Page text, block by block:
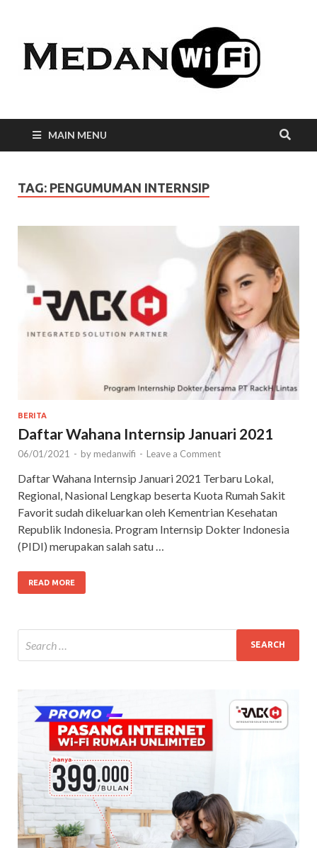
MAIN MENU
TAG: PENGUMUMAN INTERNSIP
BERITA
Daftar Wahana Internsip Januari 2021
06/01/2021 - by medanwifi - Leave a Comment
Daftar Wahana Internsip Januari 2021 Terbaru Lokal,
Regional, Nasional Lengkap beserta Kuota Rumah Sakit
Favorit sudah dikeluarkan oleh Kementrian Kesehatan
Republik Indonesia. Program Internsip Dokter Indonesia
(PIDI) merupakan salah satu …
READ MORE